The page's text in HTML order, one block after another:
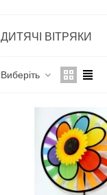
ДИТЯЧІ ВІТРЯКИ
Виберіть